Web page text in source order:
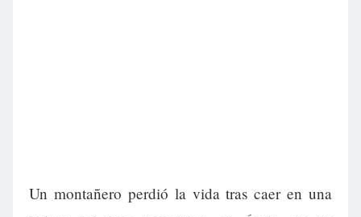
Un montañero perdió la vida tras caer en una